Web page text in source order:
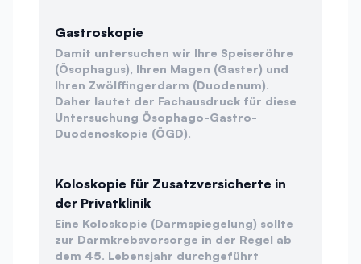
Gastroskopie
Damit untersuchen wir Ihre Speiseröhre
(Ösophagus), Ihren Magen (Gaster) und
Ihren Zwölffingerdarm (Duodenum).
Daher lautet der Fachausdruck für diese
Untersuchung Ösophago-Gastro-
Duodenoskopie (ÖGD).
Koloskopie für Zusatzversicherte in
der Privatklinik
Eine Koloskopie (Darmspiegelung) sollte
zur Darmkrebsvorsorge in der Regel ab
dem 45. Lebensjahr durchgeführt